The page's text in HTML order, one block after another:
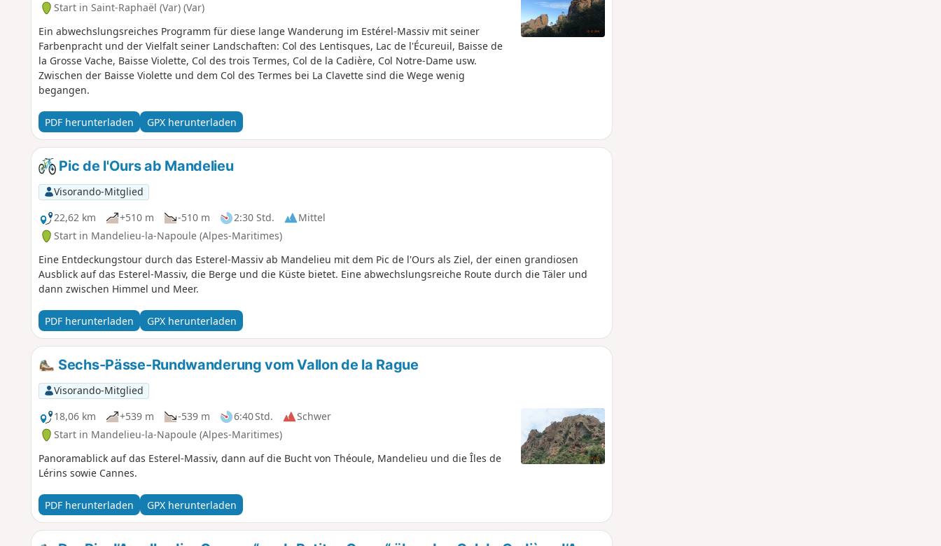
Start in Saint-Raphaël (Var) (Var)
Ein abwechslungsreiches Programm für diese lange Wanderung im Estérel-Massiv mit seiner
Farbenpracht und der Vielfalt seiner Landschaften: Col des Lentisques, Lac de l'Écureuil, Baisse de
la Grosse Vache, Baisse Violette, Col des trois Termes, Col de la Cadière, Col Notre-Dame usw.
Zwischen der Baisse Violette und dem Col des Termes bei La Clavette sind die Wege wenig
begangen.
PDF herunterladen GPX herunterladen
Pic de l'Ours ab Mandelieu
Visorando-Mitglied
22,62 km
+510 m -510 m 2:30 Std.
Mittel
Start in Mandelieu-la-Napoule (Alpes-Maritimes)
Eine Entdeckungstour durch das Esterel-Massiv ab Mandelieu mit dem Pic de l'Ours als Ziel, der einen grandiosen
Ausblick auf das Esterel-Massiv, die Berge und die Küste bietet. Eine abwechslungsreiche Route durch die Täler und
dann zwischen Himmel und Meer.
PDF herunterladen GPX herunterladen
Sechs-Pässe-Rundwanderung vom Vallon de la Rague
Visorando-Mitglied
18,06 km
+539 m -539 m 6:40 Std.
Schwer
Start in Mandelieu-la-Napoule (Alpes-Maritimes)
Panoramablick auf das Esterel-Massiv, dann auf die Bucht von Théoule, Mandelieu und die Îles de
Lérins sowie Cannes.
PDF herunterladen GPX herunterladen